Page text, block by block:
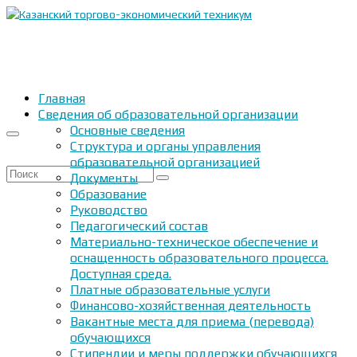
Искать:
Главная
Сведения об образовательной организации
Основные сведения
Структура и органы управления
образовательной организацией
Документы
Образование
Руководство
Педагогический состав
Материально-техническое обеспечение и
оснащенность образовательного процесса.
Доступная среда.
Платные образовательные услуги
Финансово-хозяйственная деятельность
Вакантные места для приема (перевода)
обучающихся
Стипендии и меры поддержки обучающихся